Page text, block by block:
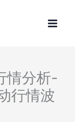
情分析-
行情波